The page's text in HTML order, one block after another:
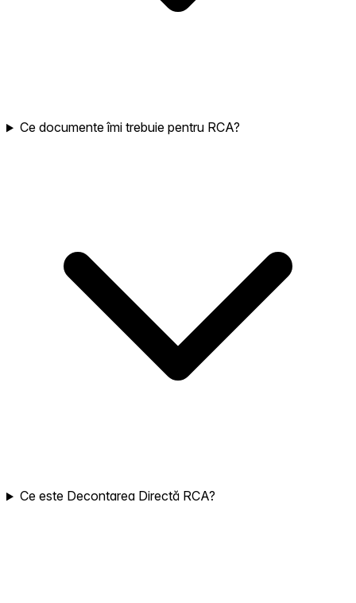
Ce documente îmi trebuie pentru RCA?
Ce este Decontarea Directă RCA?